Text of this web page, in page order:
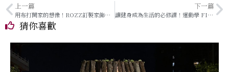
上一篇
用布打開家的想像！ROZZ訂製家飾寢具，從一張床單開始的理想
下一篇
讓健身成為生活的必修課！運動學 FITOLOGY打造在地文青風健身空間
猜你喜歡